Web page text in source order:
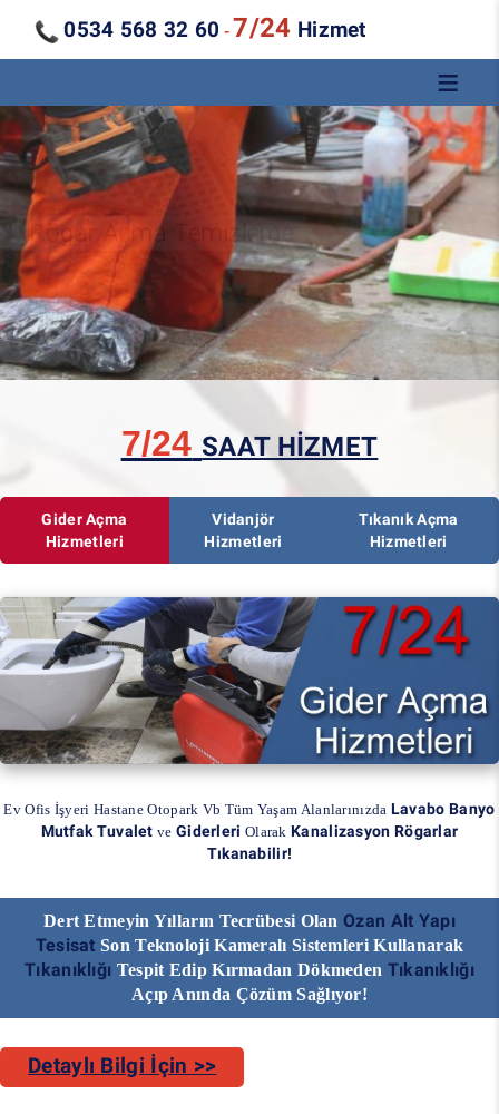
0534 568 32 60 - 7/24 Hizmet
Kanal Açma Temizleme
7/24 SAAT HİZMET
Gider Açma
Hizmetleri
Vidanjör
Hizmetleri
Tıkanık Açma
Hizmetleri
Ev Ofis İşyeri Hastane Otopark Vb Tüm Yaşam Alanlarınızda Lavabo Banyo
Mutfak Tuvalet ve Giderleri Olarak Kanalizasyon Rögarlar
Tıkanabilir!
Dert Etmeyin Yılların Tecrübesi OlanOzan Alt Yapı
Tesisat Son Teknoloji Kameralı Sistemleri Kullanarak
Tıkanıklığı Tespit Edip Kırmadan Dökmeden Tıkanıklığı
Açıp Anında Çözüm Sağlıyor!
Detaylı Bilgi İçin >>